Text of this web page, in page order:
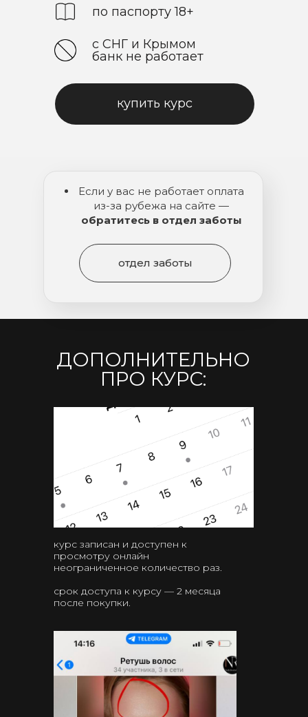
купить курс
с СНГ и Крымом
банк не работает
по паспорту 18+
отдел заботы
Если у вас не работает оплата
из-за рубежа на сайте —
обратитесь в отдел заботы
ДОПОЛНИТЕЛЬНО
ПРО КУРС:
курс записан и доступен к
просмотру онлайн
неограниченное количество раз.
срок доступа к курсу — 2 месяца
после покупки.